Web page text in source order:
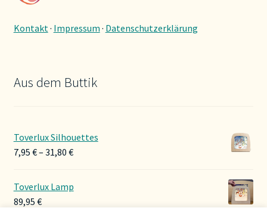
Kontakt· Impressum · Datenschutzerklärung
Aus dem Buttik
Toverlux Silhouettes
7,95 €– 31,80 €Preisspanne:
Toverlux Lamp
89,95 €